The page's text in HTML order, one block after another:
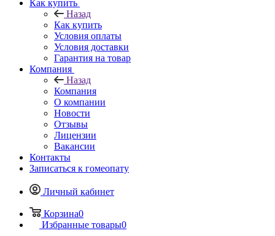
Как купить
Назад
Как купить
Условия оплаты
Условия доставки
Гарантия на товар
Компания
Назад
Компания
О компании
Новости
Отзывы
Лицензии
Вакансии
Контакты
Записаться к гомеопату
Личный кабинет
Корзина0
Избранные товары0